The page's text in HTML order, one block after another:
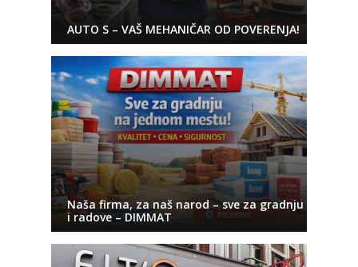
AUTO S – VAŠ MEHANIČAR OD POVERENJA!
Naša firma, za naš narod – sve za gradnju
i radove – DIMMAT